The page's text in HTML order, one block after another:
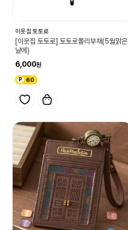
이웃집 토토로
[이웃집 토토로] 토토로폴리부채(5월맑은
날에)
6,000
60